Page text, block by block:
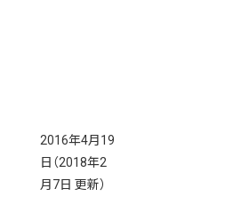
2016年4月19
日 （2018年2
月7日 更新）